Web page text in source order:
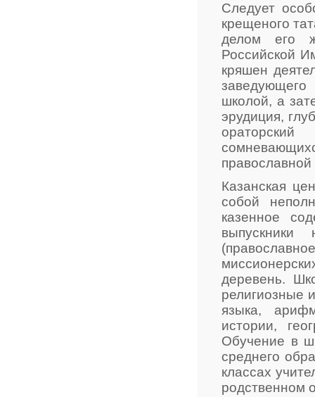
Следует
крещеного
делом его
Российской
кряшен
школой, а
эрудиция,
Казанская
собой
казенное
деревень.
религиозные
языка,
истории,
Обучение в
среднего
классах
родственном